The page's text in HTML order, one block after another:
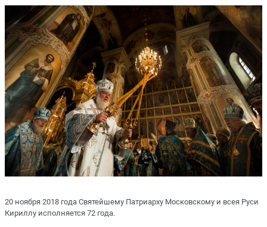
20 ноября 2018 года Святейшему Патриарху Московскому и всея Руси
Кириллу исполняется 72 года.